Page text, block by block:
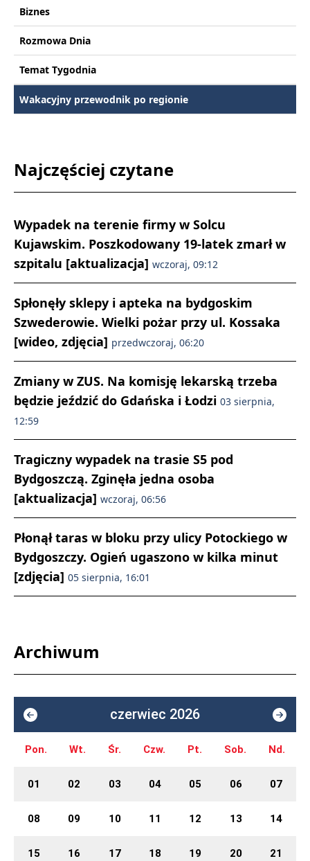
Biznes
Rozmowa Dnia
Temat Tygodnia
Wakacyjny przewodnik po regionie
Najczęściej czytane
Wypadek na terenie firmy w Solcu
Kujawskim. Poszkodowany 19-latek zmarł w
szpitalu [aktualizacja] wczoraj, 09:12
Spłonęły sklepy i apteka na bydgoskim
Szwederowie. Wielki pożar przy ul. Kossaka
[wideo, zdjęcia] przedwczoraj, 06:20
Zmiany w ZUS. Na komisję lekarską trzeba
będzie jeździć do Gdańska i Łodzi 03 sierpnia,
12:59
Tragiczny wypadek na trasie S5 pod
Bydgoszczą. Zginęła jedna osoba
[aktualizacja] wczoraj, 06:56
Płonął taras w bloku przy ulicy Potockiego w
Bydgoszczy. Ogień ugaszono w kilka minut
[zdjęcia] 05 sierpnia, 16:01
Archiwum
czerwiec 2026
Pon. Wt. Śr. Czw. Pt. Sob. Nd.
01 02 03 04 05 06 07
08 09 10 11 12 13 14
15 16 17 18 19 20 21